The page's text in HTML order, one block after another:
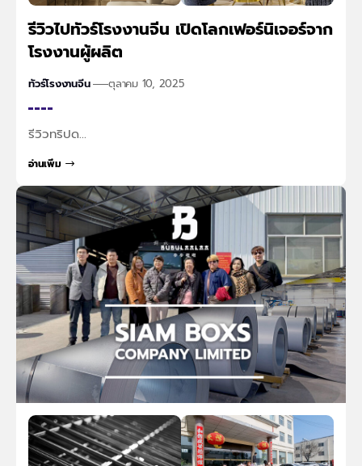
รีวิวไปทัวร์โรงงานจีน เปิดโลกเฟอร์นิเจอร์จาก
โรงงานผู้ผลิต
ทัวร์โรงงานจีน ตุลาคม 10, 2025
รีวิวทริปด…
อ่านเพิ่ม